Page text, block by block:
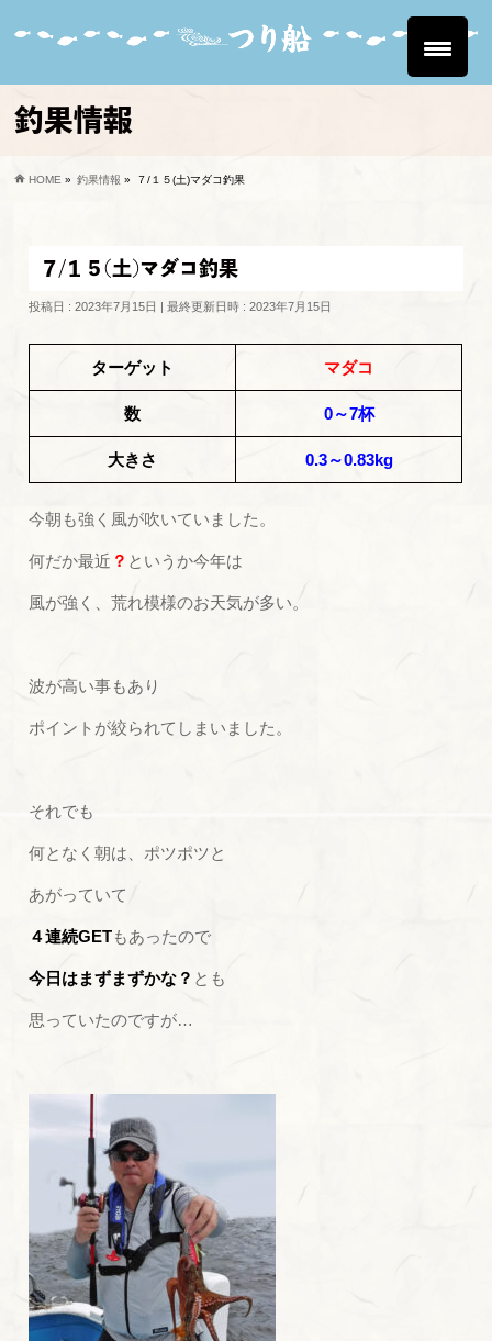
釣果情報
HOME » 釣果情報 » ７/１５(土)マダコ釣果
７/１５(土)マダコ釣果
投稿日 : 2023年7月15日 最終更新日時 : 2023年7月15日
ターゲット マダコ
数 0～7杯
大きさ 0.3～0.83kg
今朝も強く風が吹いていました。
何だか最近 ？ というか今年は
風が強く、荒れ模様のお天気が多い。
波が高い事もあり
ポイントが絞られてしまいました。
それでも
何となく朝は、ポツポツと
あがっていて
４連続GETもあったので
今日はまずまずかな？ とも
思っていたのですが…